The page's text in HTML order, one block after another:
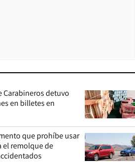
Carabineros detuvo
en billetes en
que prohíbe usar
el remolque de